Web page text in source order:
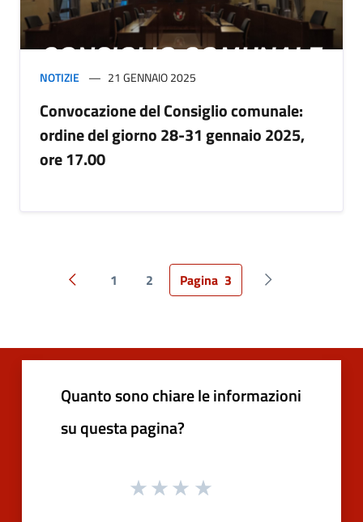
NOTIZIE 21 GENNAIO 2025
Convocazione del Consiglio comunale:
ordine del giorno 28-31 gennaio 2025,
ore 17.00
Pagina precedente
1 2 Pagina 3 Pagina
Quanto sono chiare le informazioni
su questa pagina?